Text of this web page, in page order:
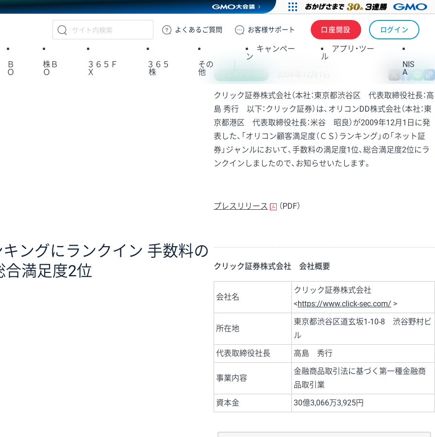
GMOクリック証券
よくある ご質問 お客様サポート 口座開設 ログイン
Ｂ
Ｏ
株Ｂ
Ｏ
３６５Ｆ
Ｘ
３６５
株
その
他
キャンペー
ン
アプリ・ツー
ル
NIS
A
キングにランクイン 手数料の
合満足度2位
X
クリック証券株式会社（本社：東京都渋谷区 代表取締役社長：高
島 秀行 以下：クリック証券）は、オリコンDD株式会社（本社：東
京都港区 代表取締役社長：米谷 昭良）が2009年12月1日に発
表した、「オリコン顧客満足度（ＣＳ）ランキング」の「ネット証
券」ジャンルにおいて、手数料の満足度1位、総合満足度2位にラ
ンクインしましたので、お知らせいたします。
プレスリリース （PDF）
クリック証券株式会社 会社概要
会社名
クリック証券株式会社
<https://www.click-sec.com/ >
所在地
東京都渋谷区道玄坂1-10-8 渋谷野村ビ
ル
代表取締役社長
高島 秀行
事業内容
金融商品取引法に基づく第一種金融商
品取引業
資本金
30億3,066万3,925円